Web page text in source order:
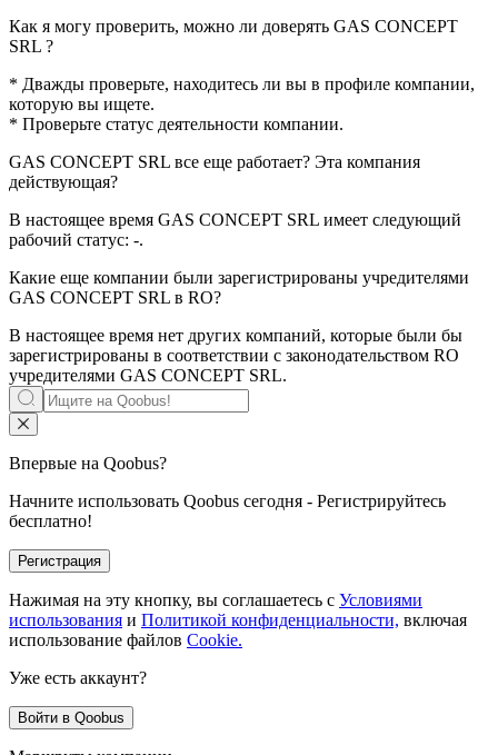
Как я могу проверить, можно ли доверять GAS CONCEPT
SRL ?
* Дважды проверьте, находитесь ли вы в профиле компании,
которую вы ищете.
* Проверьте статус деятельности компании.
GAS CONCEPT SRL все еще работает? Эта компания
действующая?
В настоящее время GAS CONCEPT SRL имеет следующий
рабочий статус: -.
Какие еще компании были зарегистрированы учредителями
GAS CONCEPT SRL в RO?
В настоящее время нет других компаний, которые были бы
зарегистрированы в соответствии с законодательством RO
учредителями GAS CONCEPT SRL.
Впервые на Qoobus?
Начните использовать Qoobus сегодня - Регистрируйтесь
бесплатно!
Регистрация
Нажимая на эту кнопку, вы соглашаетесь с Условиями
использования и Политикой конфиденциальности, включая
использование файлов Cookie.
Уже есть аккаунт?
Войти в Qoobus